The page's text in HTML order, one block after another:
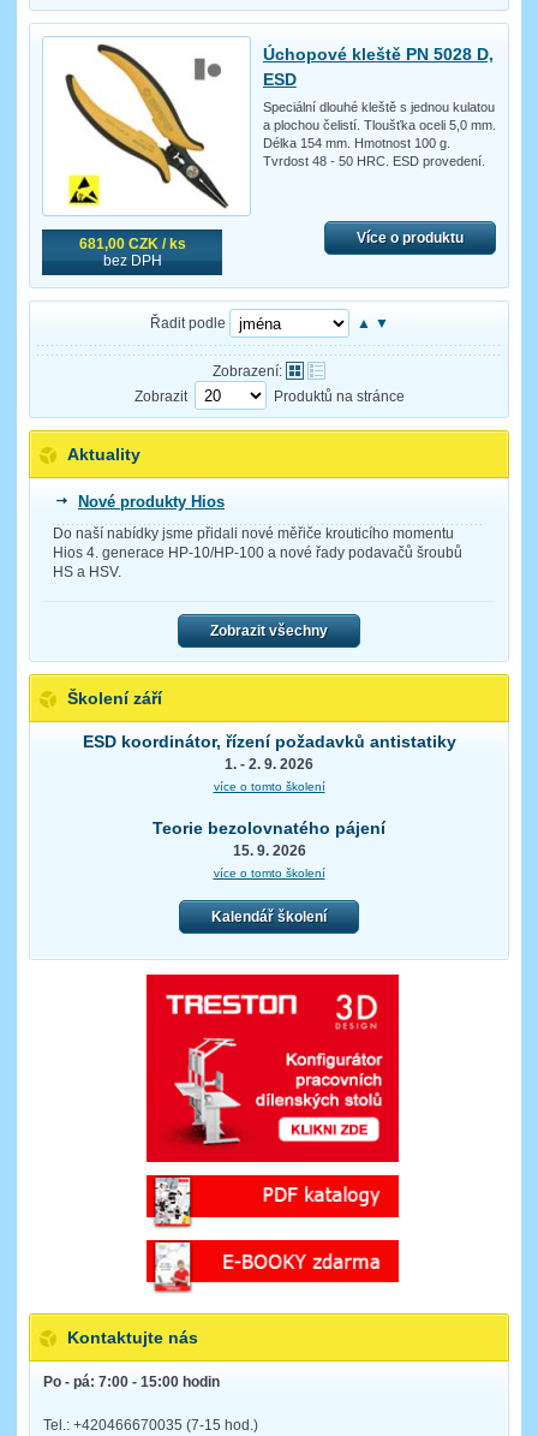
681,00 CZK / ks
bez DPH
Úchopové kleště PN 5028 D,
ESD
Speciální dlouhé kleště s jednou kulatou
a plochou čelistí. Tloušťka oceli 5,0 mm.
Délka 154 mm. Hmotnost 100 g.
Tvrdost 48 - 50 HRC. ESD provedení.
Více o produktu
Řadit podle ▲ ▼
Zobrazení:
Zobrazit
Produktů na stránce
Aktuality
Nové produkty Hios
Do naší nabídky jsme přidali nové měřiče krouticího momentu
Hios 4. generace HP-10/HP-100 a nové řady podavačů šroubů
HS a HSV.
Zobrazit všechny
Školení září
ESD koordinátor, řízení požadavků antistatiky
1. - 2. 9. 2026
více o tomto školení
Teorie bezolovnatého pájení
15. 9. 2026
více o tomto školení
Kalendář školení
Kontaktujte nás
Po - pá: 7:00 - 15:00 hodin
Tel.: +420466670035 (7-15 hod.)